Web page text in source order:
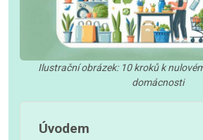
Ilustrační obrázek: 10 kroků k
domácnosti
Úvodem